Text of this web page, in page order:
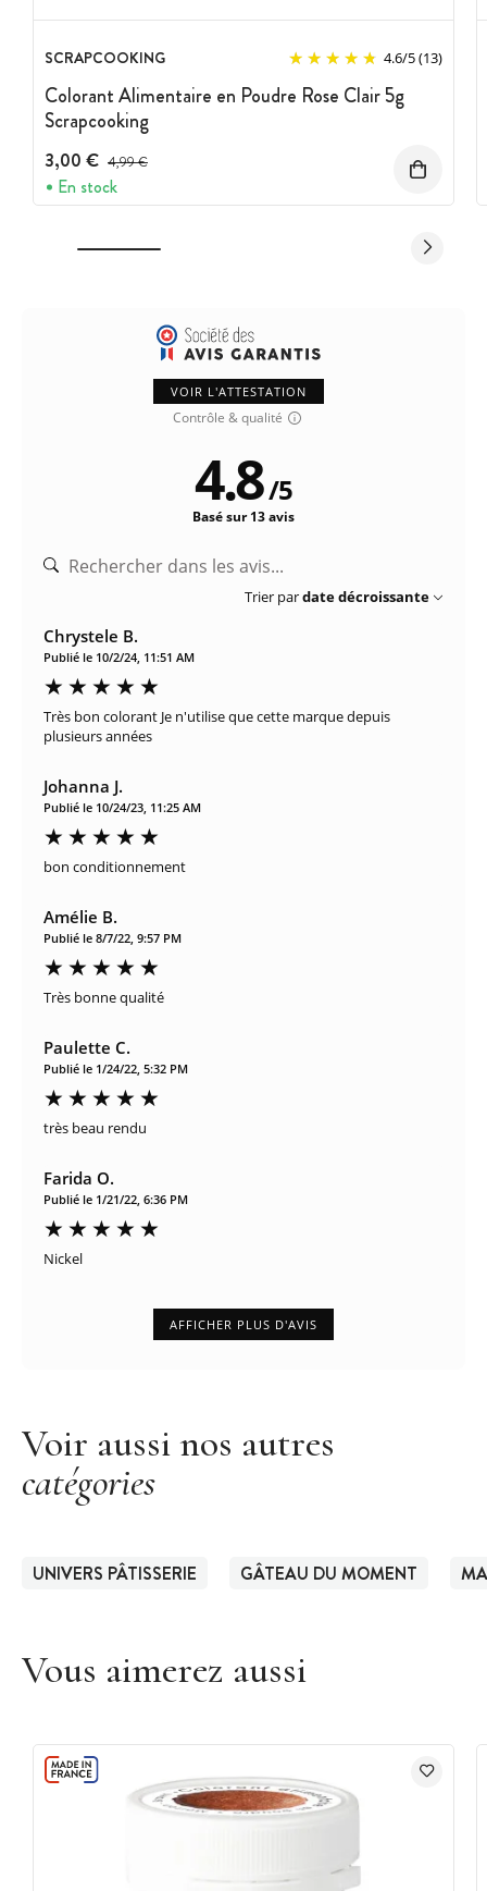
SCRAPCOOKING 4.6/5(13)
Colorant Alimentaire en Poudre Rose Clair 5g
Scrapcooking
3,00 € Prix avant réduction :
4,99 €
En stock
VOIR L'ATTESTATION
Contrôle & qualité
4.8/5
Basé sur 13 avis
Trier pardate décroissante
Chrystele B.
Publié le 10/2/24, 11:51 AM
Très bon colorant Je n'utilise que cette marque depuis
plusieurs années
Johanna J.
Publié le 10/24/23, 11:25 AM
bon conditionnement
Amélie B.
Publié le 8/7/22, 9:57 PM
Très bonne qualité
Paulette C.
Publié le 1/24/22, 5:32 PM
très beau rendu
Farida O.
Publié le 1/21/22, 6:36 PM
Nickel
AFFICHER PLUS D'AVIS
Voir aussi nos autres
catégories
UNIVERS PÂTISSERIE GÂTEAU DU MOMENT
Vous aimerez aussi